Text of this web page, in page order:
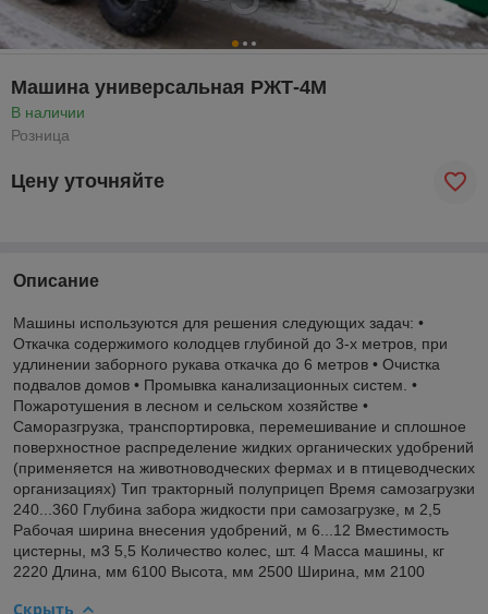
Машина универсальная РЖТ-4М
В наличии
Розница
Цену уточняйте
Описание
Машины используются для решения следующих задач: •
Откачка содержимого колодцев глубиной до 3-х метров, при
удлинении заборного рукава откачка до 6 метров • Очистка
подвалов домов • Промывка канализационных систем. •
Пожаротушения в лесном и сельском хозяйстве •
Саморазгрузка, транспортировка, перемешивание и сплошное
поверхностное распределение жидких органических удобрений
(применяется на животноводческих фермах и в птицеводческих
организациях) Тип тракторный полуприцеп Время самозагрузки
240...360 Глубина забора жидкости при самозагрузке, м 2,5
Рабочая ширина внесения удобрений, м 6...12 Вместимость
цистерны, м3 5,5 Количество колес, шт. 4 Масса машины, кг
2220 Длина, мм 6100 Высота, мм 2500 Ширина, мм 2100
Скрыть